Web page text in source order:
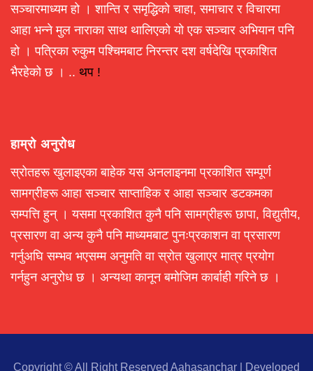
सञ्चारमाध्यम हो । शान्ति र समृद्धिको चाहा, समाचार र विचारमा
आहा भन्ने मुल नाराका साथ थालिएको यो एक सञ्चार अभियान पनि
हो । पत्रिका रुकुम पश्चिमबाट निरन्तर दश वर्षदेखि प्रकाशित
भैरहेको छ । .. थप !
हाम्रो अनुरोध
स्रोतहरू खुलाइएका बाहेक यस अनलाइनमा प्रकाशित सम्पूर्ण
सामग्रीहरू आहा सञ्चार साप्ताहिक र आहा सञ्चार डटकमका
सम्पत्ति हुन् । यसमा प्रकाशित कुनै पनि सामग्रीहरू छापा, विद्युतीय,
प्रसारण वा अन्य कुनै पनि माध्यमबाट पुनःप्रकाशन वा प्रसारण
गर्नुअघि सम्भव भएसम्म अनुमति वा स्रोत खुलाएर मात्र प्रयोग
गर्नहुन अनुरोध छ । अन्यथा कानून बमोजिम कार्बाही गरिने छ ।
Copyright © All Right Reserved Aahasanchar Developed